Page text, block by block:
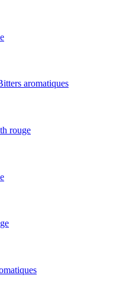
aromatiques
rouge